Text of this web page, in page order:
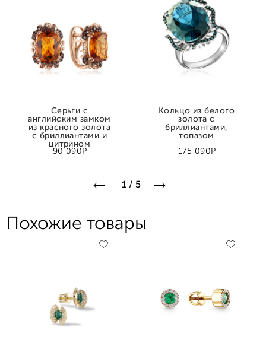
90 090Р
Серьги с
английским замком
из красного золота
с бриллиантами и
цитрином
175 090Р
Кольцо из белого
золота с
бриллиантами,
топазом
1 / 5
Похожие товары